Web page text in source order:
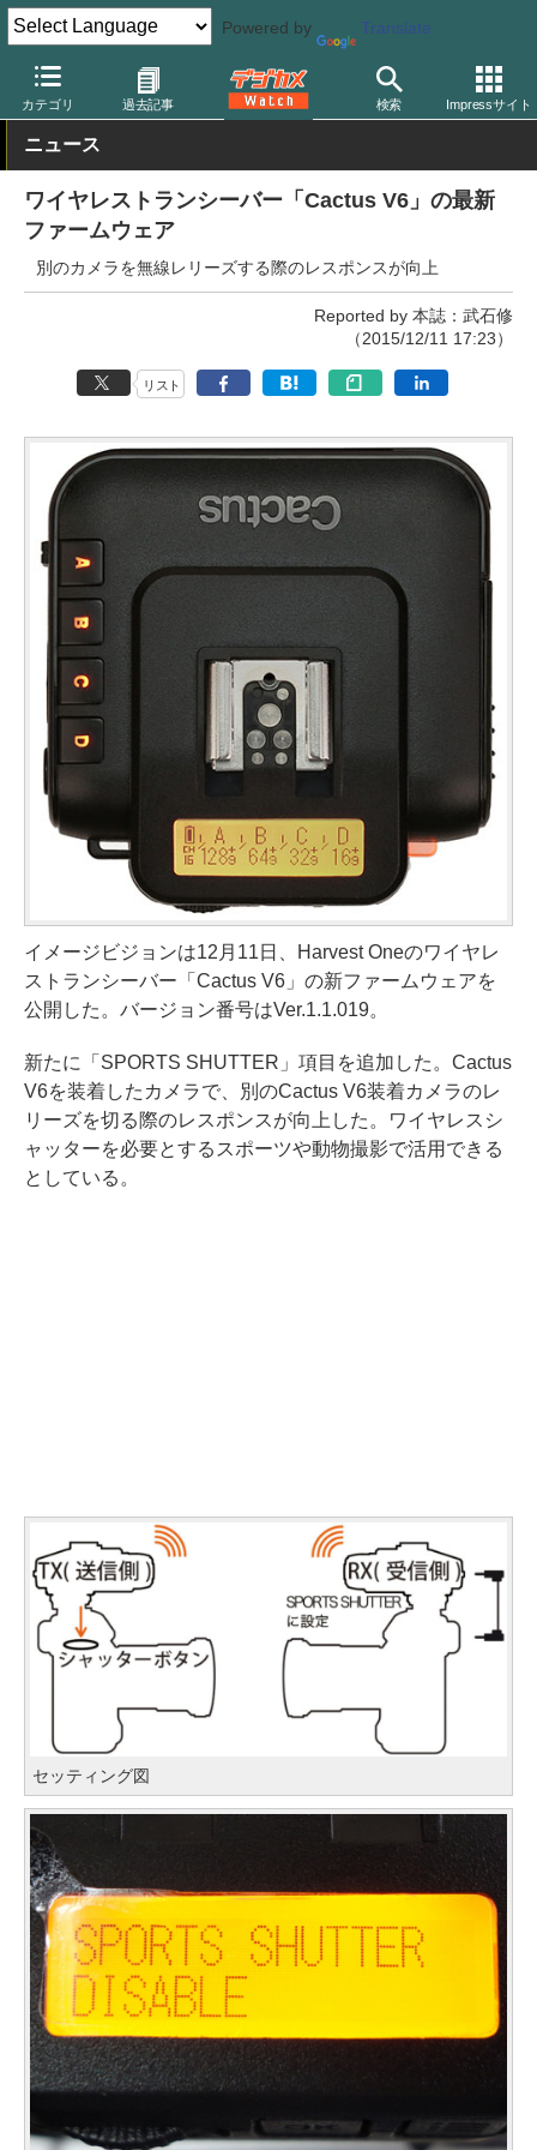
Powered by Translate
カテゴリ 過去記事 検索 Impressサイト
デジカメ Watch 撮影用品 ストロボ（フラッシュ） カクタス
ニュース
ワイヤレストランシーバー「Cactus V6」の最新
ファームウェア
別のカメラを無線レリーズする際のレスポンスが向上
Reported by 本誌：武石修
（2015/12/11 17:23）
リスト
イメージビジョンは12月11日、Harvest Oneのワイヤレ
ストランシーバー「Cactus V6」の新ファームウェアを
公開した。バージョン番号はVer.1.1.019。
新たに「SPORTS SHUTTER」項目を追加した。Cactus
V6を装着したカメラで、別のCactus V6装着カメラのレ
リーズを切る際のレスポンスが向上した。ワイヤレスシ
ャッターを必要とするスポーツや動物撮影で活用できる
としている。
セッティング図